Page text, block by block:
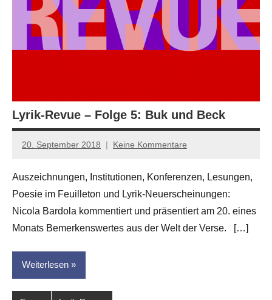
Lyrik-Revue – Folge 5: Buk und Beck
20. September 2018
Anton
Leitner
Keine Kommentare
Auszeichnungen, Institutionen, Konferenzen, Lesungen,
Poesie im Feuilleton und Lyrik-Neuerscheinungen:
Nicola Bardola kommentiert und präsentiert am 20. eines
Monats Bemerkenswertes aus der Welt der Verse. […]
Weiterlesen